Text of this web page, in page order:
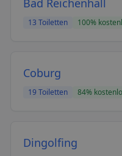
Bad Reichenhall
13 Toiletten 100%
Coburg
19 Toiletten 84%
Dingolfing